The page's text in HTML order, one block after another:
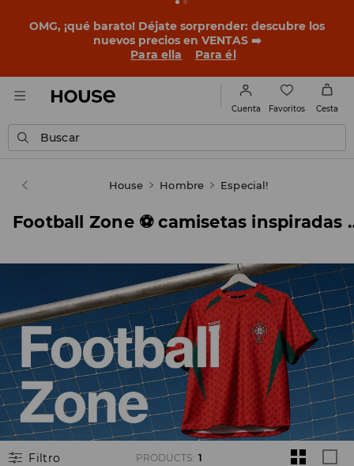
BACK TO SCHOOL📒Las mejores historias empiezan
antes del primer timbre. Empieza el curso con un look
nuevo!
Para ella
Para él
Cuenta Favoritos Cesta
Buscar
House Hombre Especial!
Football Zone ⚽
Filtro PRODUCTS: 1